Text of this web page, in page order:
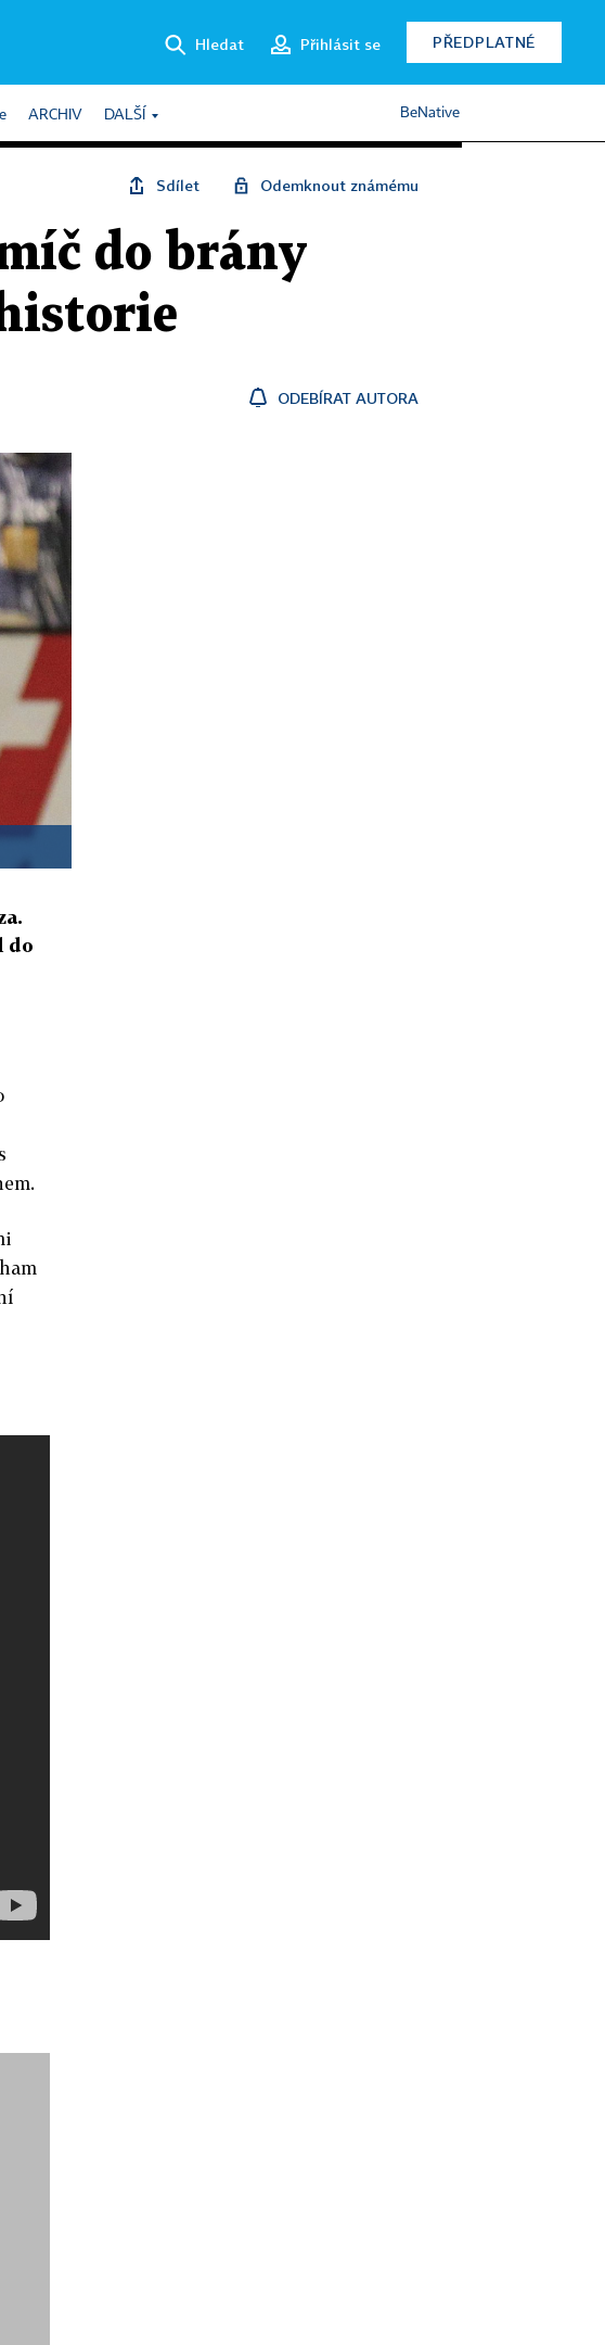
Hledat Přihlásit se PŘEDPLATNÉ
ARCHIV DALŠÍ BeNative
Sdílet Odemknout známému
do brány
ODEBÍRAT AUTORA
do